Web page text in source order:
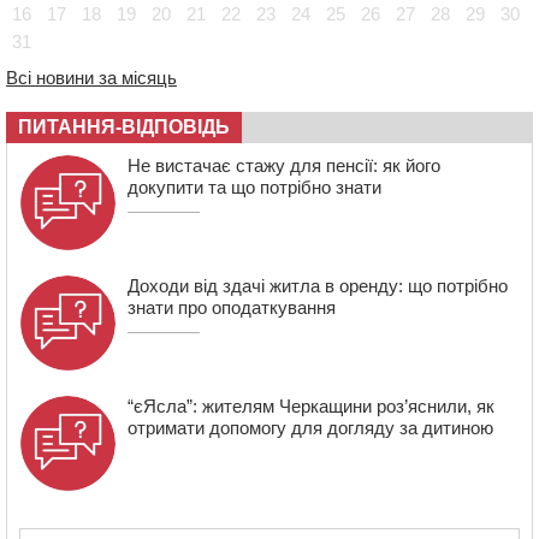
17:48
ОВА виділити кошти на дороговартісні ліки
17:15 На Уманщині судитимуть колишню очільницю відділу
освіти через закупівлю електрики за завищеною
ціною
16:40 У Черкасах провели в останню путь двох
загиблих воїнів
16
17 18 19 20 21 22 23 24 25 26 27 28 29
30
31
Всі новини за місяць
ПИТАННЯ-ВІДПОВІДЬ
Не вистачає стажу для пенсії: як його
докупити та що потрібно знати
Доходи від здачі житла в оренду: що потрібно
знати про оподаткування
“єЯсла”: жителям Черкащини роз’яснили, як
отримати допомогу для догляду за дитиною